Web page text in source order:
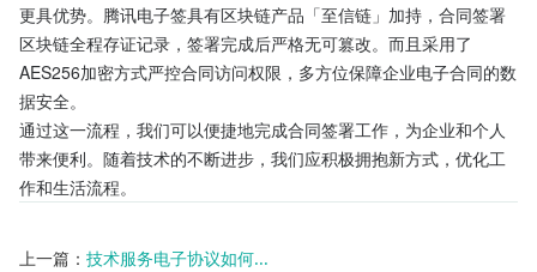
更具优势。腾讯电子签具有区块链产品「至信链」加持，合同签署
区块链全程存证记录，签署完成后严格无可篡改。而且采用了
AES256加密方式严控合同访问权限，多方位保障企业电子合同的数
据安全。
通过这一流程，我们可以便捷地完成合同签署工作，为企业和个人
带来便利。随着技术的不断进步，我们应积极拥抱新方式，优化工
作和生活流程。
上一篇： 技术服务电子协议如何...